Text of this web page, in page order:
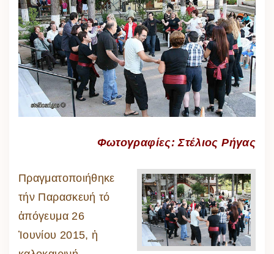
Φωτογραφίες: Στέλιος Ρήγας
Πραγματοποιήθηκε
τήν Παρασκευή τό
ἀπόγευμα 26
Ἰουνίου 2015, ἡ